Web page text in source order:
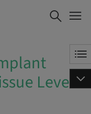
REZERVAȚI ACUM
Level